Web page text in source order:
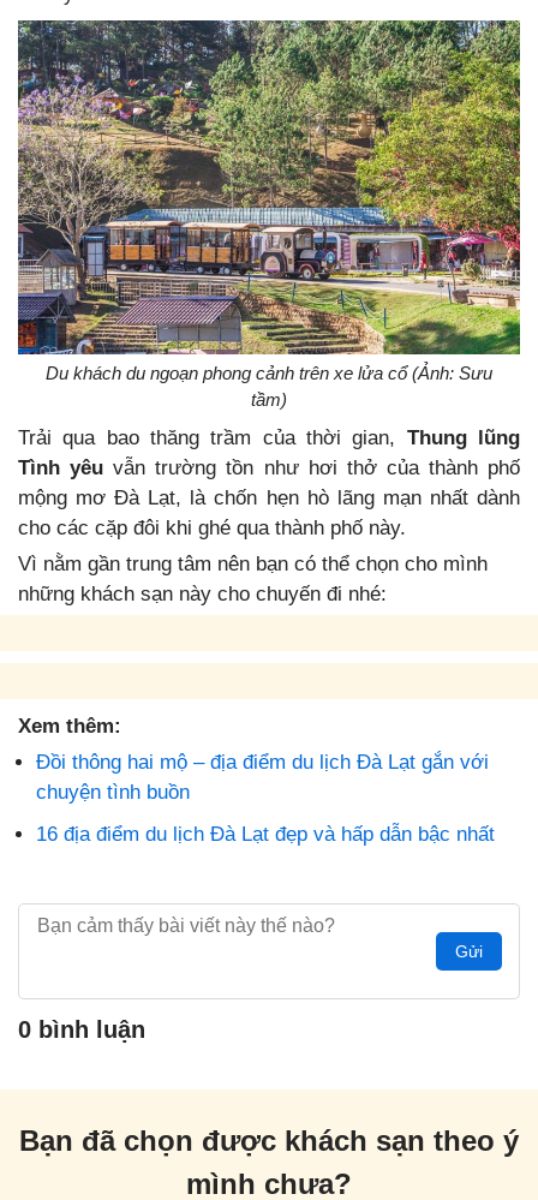
Du khách du ngoạn phong cảnh trên xe lửa cổ (Ảnh: Sưu
tầm)
Trải qua bao thăng trầm của thời gian, Thung lũng
Tình yêu vẫn trường tồn như hơi thở của thành phố
mộng mơ Đà Lạt, là chốn hẹn hò lãng mạn nhất dành
cho các cặp đôi khi ghé qua thành phố này.
Vì nằm gần trung tâm nên bạn có thể chọn cho mình
những khách sạn này cho chuyến đi nhé:
Xem thêm:
Đồi thông hai mộ – địa điểm du lịch Đà Lạt gắn với
chuyện tình buồn
16 địa điểm du lịch Đà Lạt đẹp và hấp dẫn bậc nhất
Gửi
0 bình luận
Bạn đã chọn được khách sạn theo ý
mình chưa?